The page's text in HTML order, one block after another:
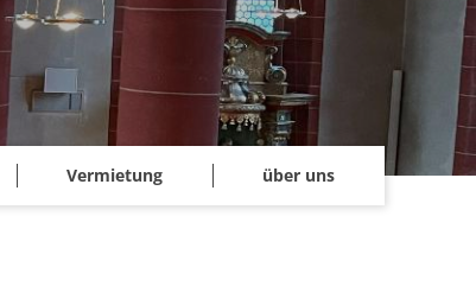
Vermietung über uns